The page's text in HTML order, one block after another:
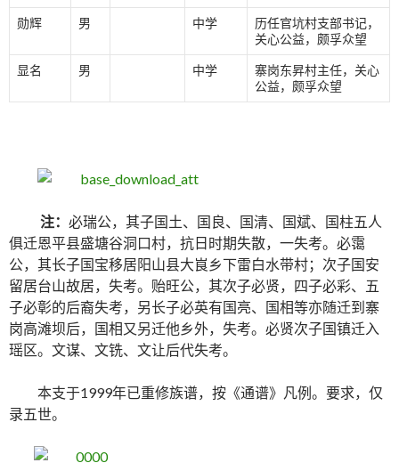
勋辉 男 中学
历任官坑村支部书记，
关心公益，颇孚众望
显名 男 中学
寨岗东昇村主任，关心
公益，颇孚众望
注： 必瑞公，其子国土、国良、国清、国斌、国柱五人
俱迁恩平县盛塘谷洞口村，抗日时期失散，一失考。必霭
公，其长子国宝移居阳山县大峎乡下雷白水带村；次子国安
留居台山故居，失考。贻旺公，其次子必贤，四子必彩、五
子必彰的后裔失考，另长子必英有国亮、国相等亦随迁到寨
岗高滩坝后，国相又另迁他乡外，失考。必贤次子国镇迁入
瑶区。文谋、文铣、文让后代失考。
本支于1999年已重修族谱，按《通谱》凡例。要求，仅
录五世。